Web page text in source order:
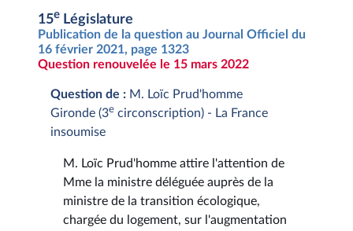
15e Législature
Publication de la question au Journal Officiel du
16 février 2021, page 1323
Question renouvelée le 15 mars 2022
Question de : M. Loïc Prud'homme
Gironde (3e circonscription) - La France
insoumise
M. Loïc Prud'homme attire l'attention de
Mme la ministre déléguée auprès de la
ministre de la transition écologique,
chargée du logement, sur l'augmentation